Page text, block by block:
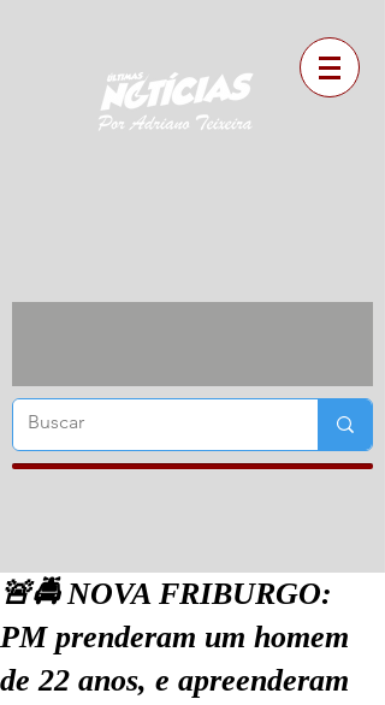
🚨🚔 NOVA FRIBURGO:
PM prenderam um homem
de 22 anos, e apreenderam